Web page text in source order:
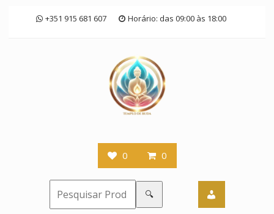
+351 915 681 607 Horário: das 09:00 às 18:00
0 0
🔍